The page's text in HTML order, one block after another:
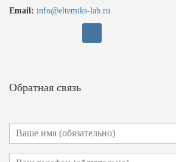
Email: info@eltemiks-lab.ru
Обратная связь